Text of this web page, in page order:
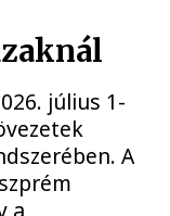
július 1-
A
a